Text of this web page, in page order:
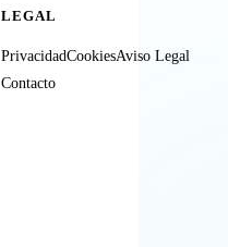
LEGAL
PrivacidadCookiesAviso Legal
Contacto